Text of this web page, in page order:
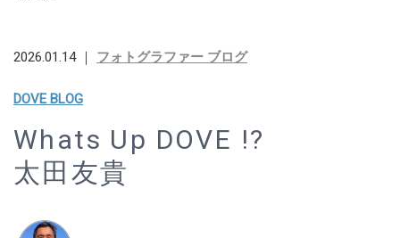
2026.01.14 ｜ フォトグラファー ブログ
DOVE BLOG
Whats Up DOVE !?
太田友貴